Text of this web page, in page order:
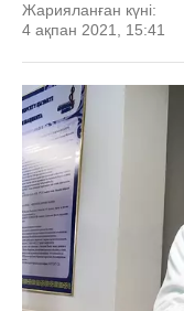
Жарияланған күні:
4 ақпан 2021, 15:41